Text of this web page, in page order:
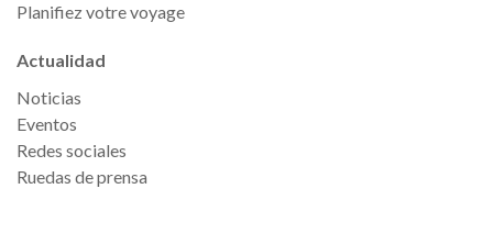
Planifiez votre voyage
Actualidad
Noticias
Eventos
Redes sociales
Ruedas de prensa